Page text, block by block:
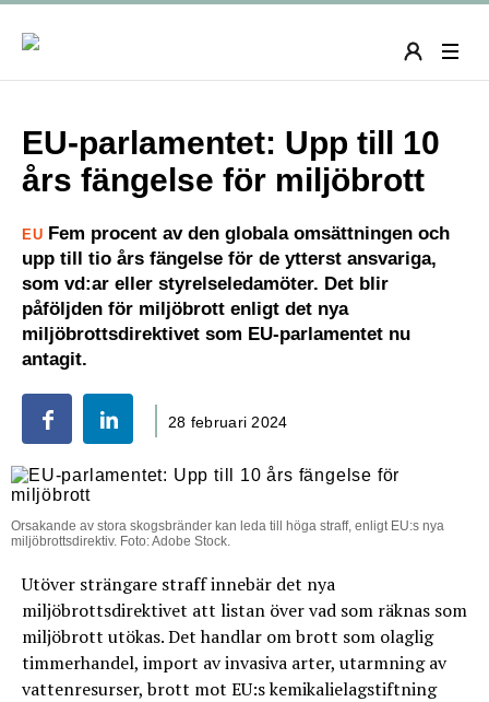
EU-parlamentet: Upp till 10
års fängelse för miljöbrott
EU Fem procent av den globala omsättningen och
upp till tio års fängelse för de ytterst ansvariga,
som vd:ar eller styrelseledamöter. Det blir
påföljden för miljöbrott enligt det nya
miljöbrottsdirektivet som EU-parlamentet nu
antagit.
28 februari 2024
Orsakande av stora skogsbränder kan leda till höga straff, enligt EU:s nya
miljöbrottsdirektiv. Foto: Adobe Stock.
Utöver strängare straff innebär det nya
miljöbrottsdirektivet att listan över vad som räknas som
miljöbrott utökas. Det handlar om brott som olaglig
timmerhandel, import av invasiva arter, utarmning av
vattenresurser, brott mot EU:s kemikalielagstiftning